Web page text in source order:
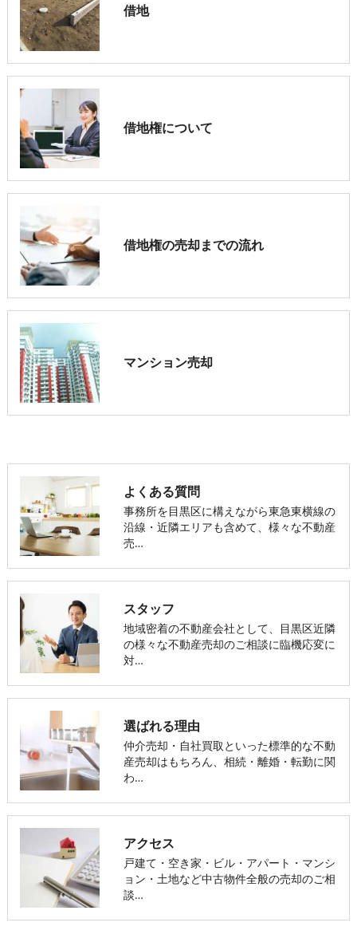
借地
借地権について
借地権の売却までの流れ
マンション売却
よくある質問
事務所を目黒区に構えながら東急東横線の
沿線・近隣エリアも含めて、様々な不動産
売…
スタッフ
地域密着の不動産会社として、目黒区近隣
の様々な不動産売却のご相談に臨機応変に
対…
選ばれる理由
仲介売却・自社買取といった標準的な不動
産売却はもちろん、相続・離婚・転勤に関
わ…
アクセス
戸建て・空き家・ビル・アパート・マンシ
ョン・土地など中古物件全般の売却のご相
談…